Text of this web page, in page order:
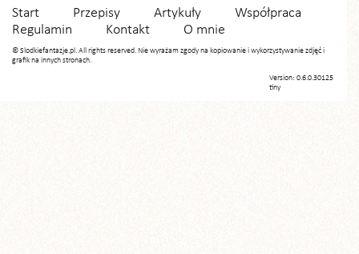
Start Przepisy Artykuły
Współpraca
Regulamin
Kontakt O mnie
© Slodkiefantazje.pl. All rights reserved. Nie wyrażam zgody na kopiowanie i wykorzystywanie zdjęć i
grafik na innych stronach.
Version: 0.6.0.30125
tiny